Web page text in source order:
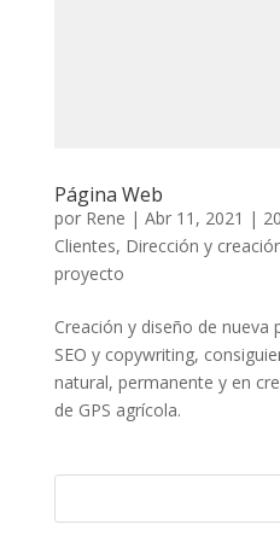
Página Web
por Rene | Abr 11, 2021 |
Clientes, Dirección y
proyecto
Creación y diseño de
SEO y copywriting,
natural, permanente y en
de GPS agrícola.